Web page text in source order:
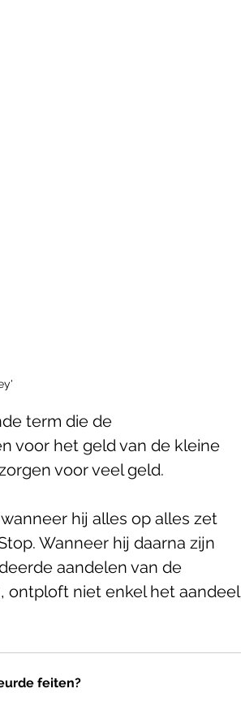
term die de
voor het geld van de kleine
voor veel geld.
hij alles op alles zet
Wanneer hij daarna zijn
aandelen van de
ontploft niet enkel het aandeel
feiten?